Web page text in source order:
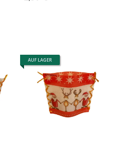
AUF LAGER